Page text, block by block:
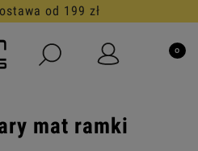
zwrot
mat ramki